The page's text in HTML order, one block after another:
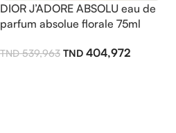
DIOR J’ADORE ABSOLU eau de
parfum absolue florale 75ml
539,963 404,972